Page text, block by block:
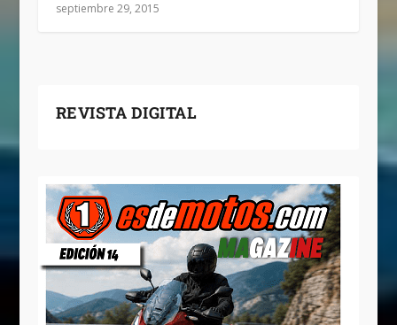
septiembre 29, 2015
REVISTA DIGITAL